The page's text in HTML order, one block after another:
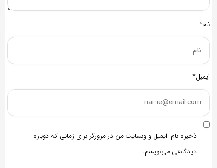
نام*
ایمیل*
ذخیره نام، ایمیل و وبسایت من در مرورگر برای زمانی که دوباره
دیدگاهی می‌نویسم.